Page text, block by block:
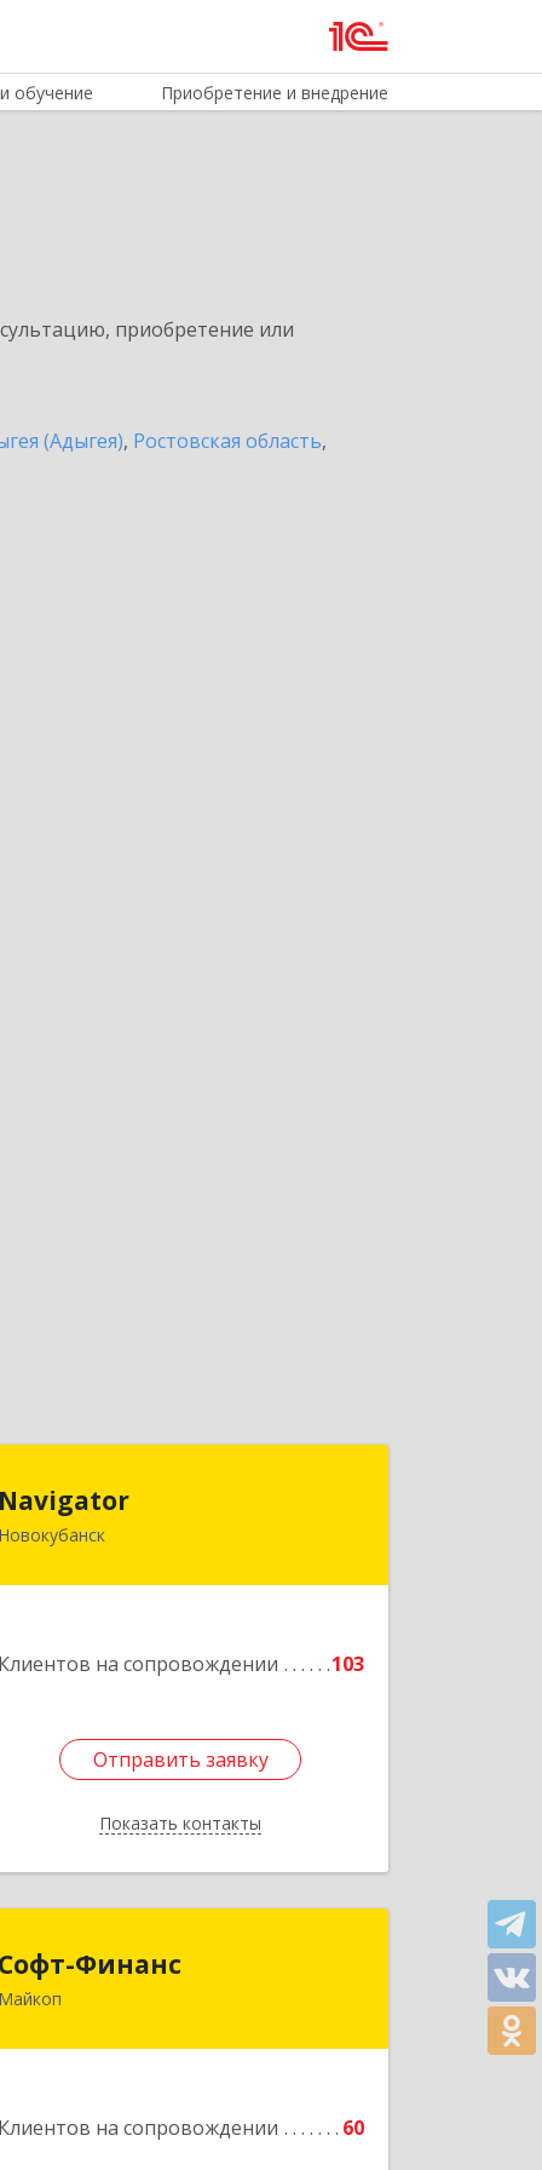
обучение Приобретение и внедрение
приобретение или
(Адыгея), Ростовская область,
Navigator
Новокубанск
Клиентов на сопровождении 103
Отправить заявку
Показать контакты
352240, Краснодарский край,
Отправить заявку
Назад
Софт-Финанс
Майкоп
Клиентов на сопровождении 60